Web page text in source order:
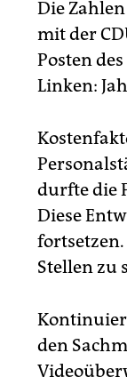
Die
mit der
Posten
Linken:
durfte die
Diese
Stellen zu
den